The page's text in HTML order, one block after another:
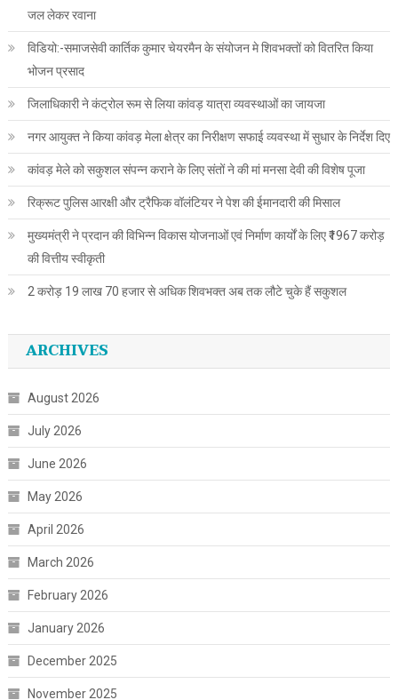
जल लेकर रवाना
विडियो:-समाजसेवी कार्तिक कुमार चेयरमैन के संयोजन मे शिवभक्तों को वितरित किया
भोजन प्रसाद
जिलाधिकारी ने कंट्रोल रूम से लिया कांवड़ यात्रा व्यवस्थाओं का जायजा
नगर आयुक्त ने किया कांवड़ मेला क्षेत्र का निरीक्षण सफाई व्यवस्था में सुधार के निर्देश दिए
कांवड़ मेले को सकुशल संपन्न कराने के लिए संतों ने की मां मनसा देवी की विशेष पूजा
रिक्रूट पुलिस आरक्षी और ट्रैफिक वॉलंटियर ने पेश की ईमानदारी की मिसाल
मुख्यमंत्री ने प्रदान की विभिन्न विकास योजनाओं एवं निर्माण कार्यों के लिए ₹1967 करोड़
की वित्तीय स्वीकृती
2 करोड़ 19 लाख 70 हजार से अधिक शिवभक्त अब तक लौटे चुके हैं सकुशल
ARCHIVES
August 2026
July 2026
June 2026
May 2026
April 2026
March 2026
February 2026
January 2026
December 2025
November 2025